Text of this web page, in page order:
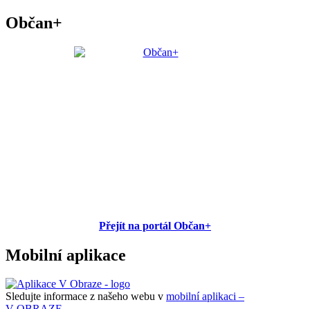
Občan+
Přejít na portál Občan+
Mobilní aplikace
Sledujte informace z našeho webu v mobilní aplikaci –